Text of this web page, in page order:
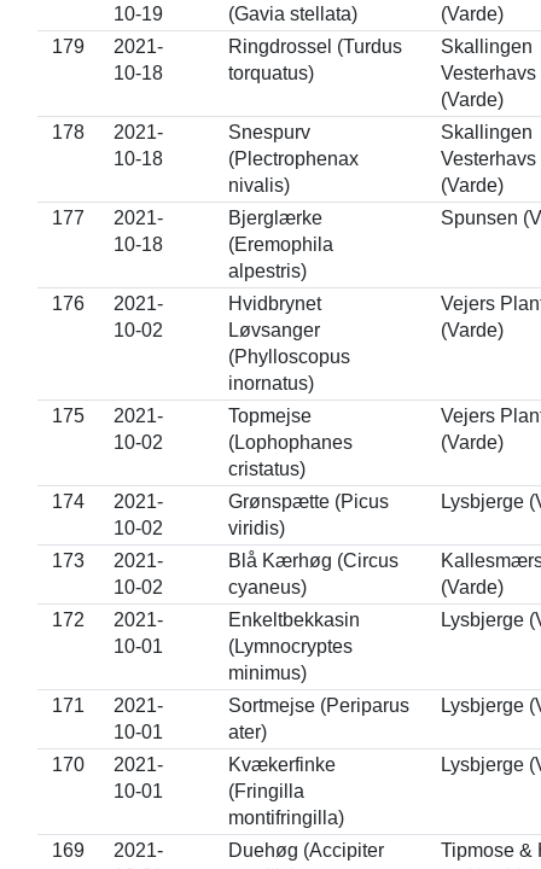
10-19
(Gavia stellata)
(Varde)
179
2021-
10-18
Ringdrossel (Turdus
torquatus)
Skallingen
Vesterhavs
(Varde)
178
2021-
10-18
Snespurv
(Plectrophenax
nivalis)
Skallingen
Vesterhavs
(Varde)
177
2021-
10-18
Bjerglærke
(Eremophila
alpestris)
Spunsen
176
2021-
10-02
Hvidbrynet
Løvsanger
(Phylloscopus
inornatus)
Vejers
(Varde)
175
2021-
10-02
Topmejse
(Lophophanes
cristatus)
Vejers
(Varde)
174
2021-
10-02
Grønspætte (Picus
viridis)
Lysbjerge
173
2021-
10-02
Blå Kærhøg (Circus
cyaneus)
(Varde)
172
2021-
10-01
Enkeltbekkasin
(Lymnocryptes
minimus)
Lysbjerge
171
2021-
10-01
Sortmejse (Periparus
ater)
Lysbjerge
170
2021-
10-01
Kvækerfinke
(Fringilla
montifringilla)
Lysbjerge
169
2021-
Duehøg (Accipiter
Tipmose &